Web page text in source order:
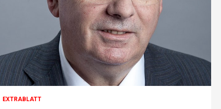
EXTRABLATT